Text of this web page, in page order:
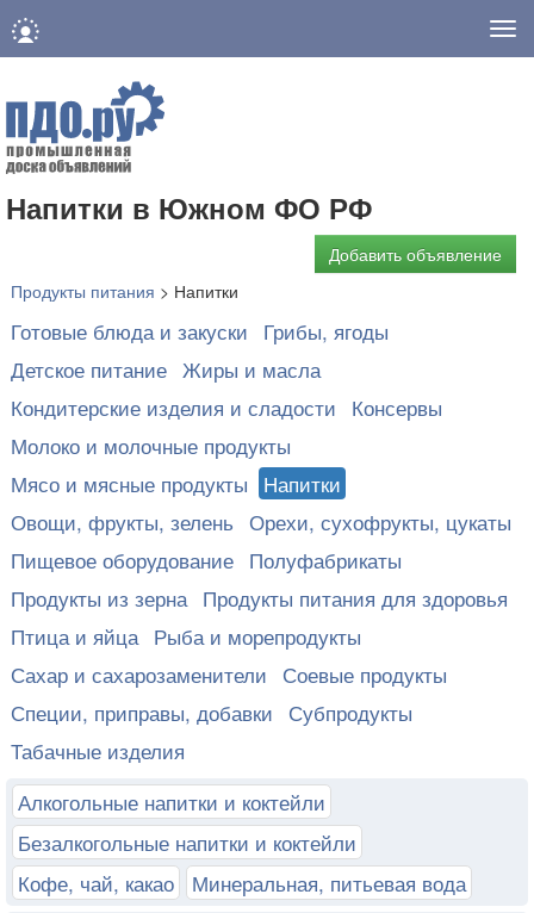
Напитки в Южном ФО РФ
Добавить объявление
Продукты питания > Напитки
Готовые блюда и закуски Грибы, ягоды
Детское питание Жиры и масла
Кондитерские изделия и сладости Консервы
Молоко и молочные продукты
Мясо и мясные продукты Напитки
Овощи, фрукты, зелень Орехи, сухофрукты, цукаты
Пищевое оборудование Полуфабрикаты
Продукты из зерна Продукты питания для здоровья
Птица и яйца Рыба и морепродукты
Сахар и сахарозаменители Соевые продукты
Специи, приправы, добавки Субпродукты
Табачные изделия
Алкогольные напитки и коктейли
Безалкогольные напитки и коктейли
Кофе, чай, какао
Минеральная, питьевая вода